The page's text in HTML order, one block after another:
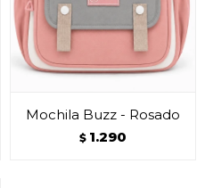
Mochila Buzz - Rosado
$ 1.290